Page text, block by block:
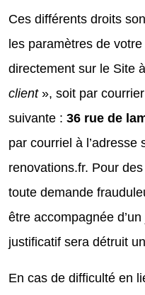
Ces différents droits
les paramètres de
directement sur le Site
client», soit par
suivante : 36 rue de
par courriel à
renovations.fr. Pour
toute demande
être accompagnée
justificatif sera détruit
En cas de difficulté en